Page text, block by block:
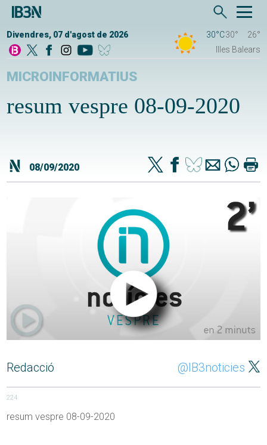
Divendres, 07 d'agost de 2026 30°C30°
26°
Illes Balears
MICROINFORMATIUS
resum vespre 08-09-2020
08/09/2020
Redacció @IB3noticies
224
resum vespre 08-09-2020